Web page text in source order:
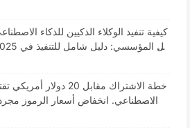
دامها "فقدان الذاكرة" في الأوقات
اء
كيفية تنفيذ الوكلاء الذكيين للذكاء
ء
خطة الاشتراك مقابل 20
كاء الاصطناعي. انخفاض أسعار الرموز
ة هي أن ما يكلف غاليًا هو جشعك - تعلم